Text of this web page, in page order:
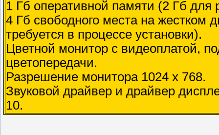
1 Гб оперативной памяти (2 Гб
4 Гб свободного места на жестком
требуется в процессе установки).
Цветной монитор с видеоплатой,
цветопередачи.
Разрешение монитора 1024 x 768.
Звуковой драйвер и драйвер
10.